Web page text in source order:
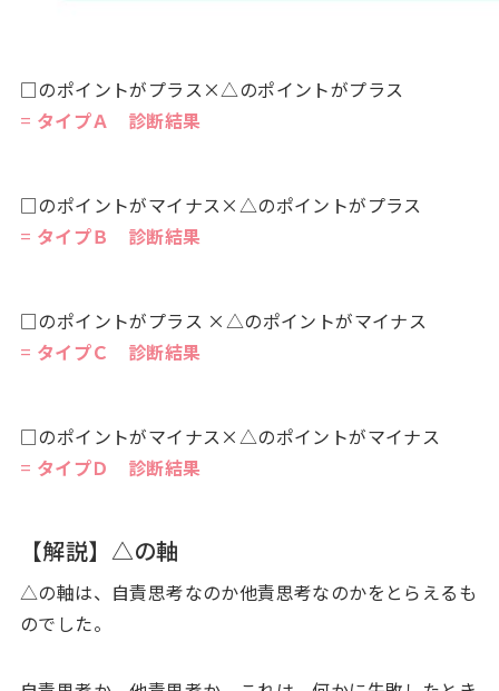
□のポイントがプラス×△のポイントがプラス
= タイプＡ 診断結果
□のポイントがマイナス×△のポイントがプラス
= タイプＢ 診断結果
□のポイントがプラス ×△のポイントがマイナス
= タイプＣ 診断結果
□のポイントがマイナス×△のポイントがマイナス
= タイプＤ 診断結果
【解説】△の軸
△の軸は、自責思考なのか他責思考なのかをとらえるも
のでした。